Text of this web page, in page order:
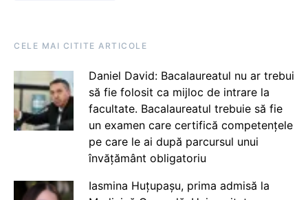
CELE MAI CITITE ARTICOLE
Daniel David: Bacalaureatul nu ar trebui
să fie folosit ca mijloc de intrare la
facultate. Bacalaureatul trebuie să fie
un examen care certifică competențele
pe care le ai după parcursul unui
învățământ obligatoriu
Iasmina Huțupașu, prima admisă la